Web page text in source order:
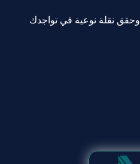
وحقق نقلة نوعية في تواجدك